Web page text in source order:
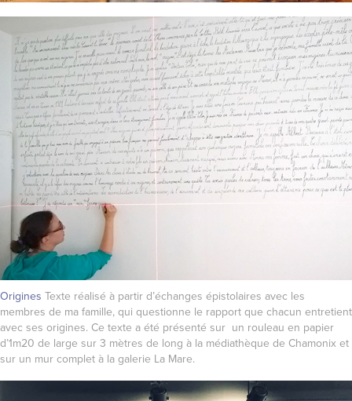
Origines Texte réalisé à partir d’échanges épistolaires avec les
membres de ma famille, qui questionne le rapport que chacun entretient
avec ses origines. Ce texte a été présenté sur un rouleau en papier
d’1m20 de large sur 3 mètres de long à la médiathèque de Chamonix et
sur un mur complet à la galerie La Mare.